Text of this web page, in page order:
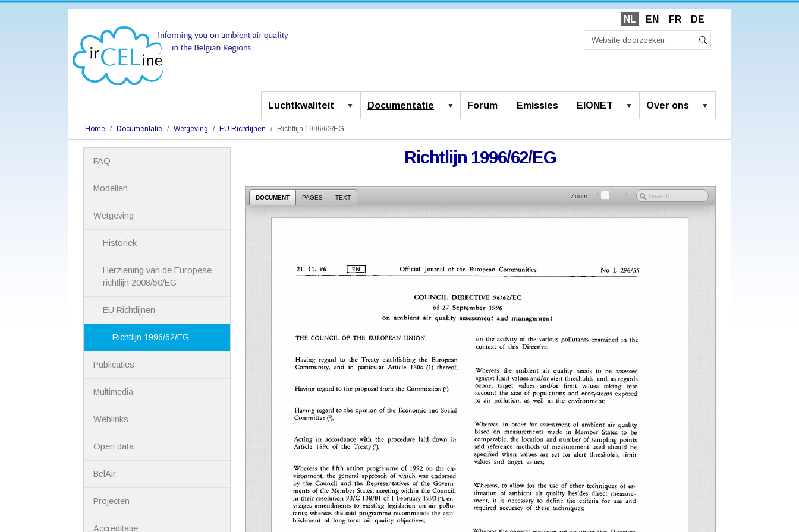
NL EN FR DE
Luchtkwaliteit Documentatie Forum Emissies EIONET Over ons
Home Documentatie Wetgeving EU Richtlijnen Richtlijn 1996/62/EG
Richtlijn 1996/62/EG
DOCUMENT PAGES TEXT Zoom
FAQ
Modellen
Wetgeving
Historiek
Herziening van de Europese
richtlijn 2008/50/EG
EU Richtlijnen
Richtlijn 1996/62/EG
Publicaties
Multimedia
Weblinks
Open data
BelAir
Projecten
Accreditatie